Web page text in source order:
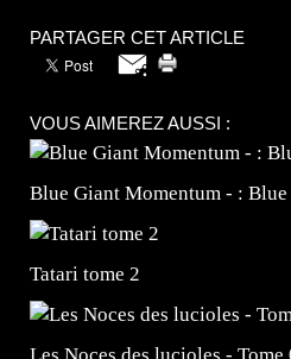
PARTAGER CET ARTICLE
VOUS AIMEREZ AUSSI :
Blue Giant Momentum - :
Tatari tome 2